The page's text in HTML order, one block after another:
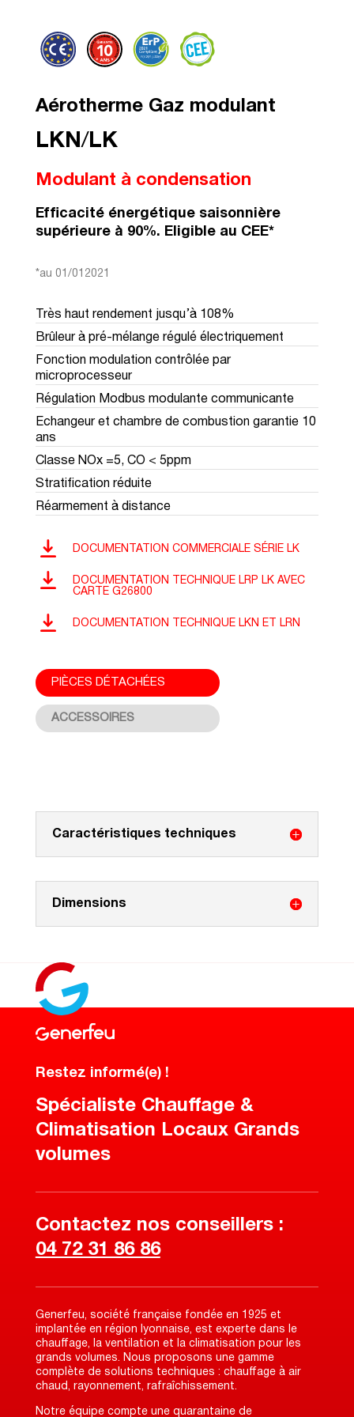
Aérotherme Gaz modulant
LKN/LK
Modulant à condensation
Efficacité énergétique saisonnière
supérieure à 90%. Eligible au CEE*
*au 01/012021
Très haut rendement jusqu’à 108%
Brûleur à pré-mélange régulé électriquement
Fonction modulation contrôlée par
microprocesseur
Régulation Modbus modulante communicante
Echangeur et chambre de combustion garantie 10
ans
Classe NOx =5, CO < 5ppm
Stratification réduite
Réarmement à distance
DOCUMENTATION COMMERCIALE SÉRIE LK
DOCUMENTATION TECHNIQUE LRP LK AVEC
CARTE G26800
DOCUMENTATION TECHNIQUE LKN ET LRN
PIÈCES DÉTACHÉES
ACCESSOIRES
Caractéristiques techniques
Dimensions
Restez informé(e) !
Spécialiste Chauffage &
Climatisation Locaux Grands
volumes
Contactez nos conseillers :
04 72 31 86 86
Generfeu, société française fondée en 1925 et
implantée en région lyonnaise, est experte dans le
chauffage, la ventilation et la climatisation pour les
grands volumes. Nous proposons une gamme
complète de solutions techniques : chauffage à air
chaud, rayonnement, rafraîchissement.
Notre équipe compte une quarantaine de